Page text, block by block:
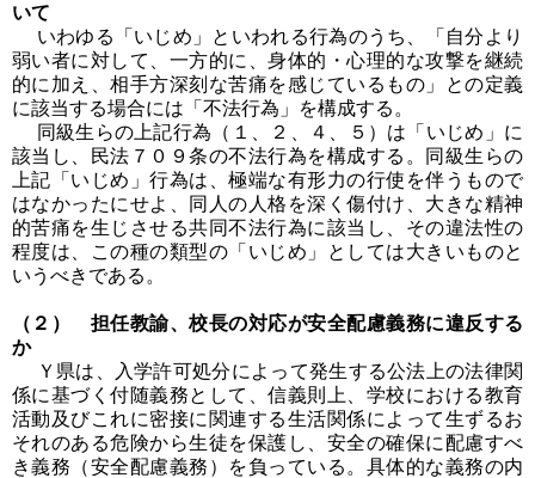
いて
いわゆる「いじめ」といわれる行為のうち、「自分より
弱い者に対して、一方的に、身体的・心理的な攻撃を継続
的に加え、相手方深刻な苦痛を感じているもの」との定義
に該当する場合には「不法行為」を構成する。
同級生らの上記行為（１、２、４、５）は「いじめ」に
該当し、民法７０９条の不法行為を構成する。同級生らの
上記「いじめ」行為は、極端な有形力の行使を伴うもので
はなかったにせよ、同人の人格を深く傷付け、大きな精神
的苦痛を生じさせる共同不法行為に該当し、その違法性の
程度は、この種の類型の「いじめ」としては大きいものと
いうべきである。
（２） 担任教諭、校長の対応が安全配慮義務に違反する
か
Ｙ県は、入学許可処分によって発生する公法上の法律関
係に基づく付随義務として、信義則上、学校における教育
活動及びこれに密接に関連する生活関係によって生ずるお
それのある危険から生徒を保護し、安全の確保に配慮すべ
き義務（安全配慮義務）を負っている。具体的な義務の内